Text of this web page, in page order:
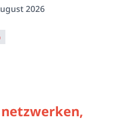
2026